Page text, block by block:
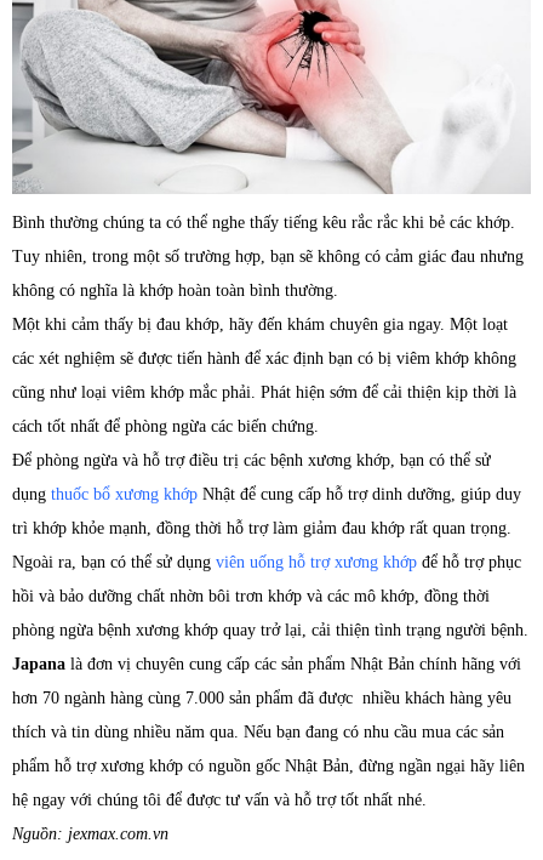
Bình thường chúng ta có thể nghe thấy tiếng kêu rắc rắc khi bẻ các khớp.
Tuy nhiên, trong một số trường hợp, bạn sẽ không có cảm giác đau nhưng
không có nghĩa là khớp hoàn toàn bình thường.
Một khi cảm thấy bị đau khớp, hãy đến khám chuyên gia ngay. Một loạt
các xét nghiệm sẽ được tiến hành để xác định bạn có bị viêm khớp không
cũng như loại viêm khớp mắc phải. Phát hiện sớm để cải thiện kịp thời là
cách tốt nhất để phòng ngừa các biến chứng.
Để phòng ngừa và hỗ trợ điều trị các bệnh xương khớp, bạn có thể sử
dụng thuốc bổ xương khớp Nhật để cung cấp hỗ trợ dinh dưỡng, giúp duy
trì khớp khỏe mạnh, đồng thời hỗ trợ làm giảm đau khớp rất quan trọng.
Ngoài ra, bạn có thể sử dụng viên uống hỗ trợ xương khớp để hỗ trợ phục
hồi và bảo dưỡng chất nhờn bôi trơn khớp và các mô khớp, đồng thời
phòng ngừa bệnh xương khớp quay trở lại, cải thiện tình trạng người bệnh.
Japana là đơn vị chuyên cung cấp các sản phẩm Nhật Bản chính hãng với
hơn 70 ngành hàng cùng 7.000 sản phẩm đã được nhiều khách hàng yêu
thích và tin dùng nhiều năm qua. Nếu bạn đang có nhu cầu mua các sản
phẩm hỗ trợ xương khớp có nguồn gốc Nhật Bản, đừng ngần ngại hãy liên
hệ ngay với chúng tôi để được tư vấn và hỗ trợ tốt nhất nhé.
Nguồn: jexmax.com.vn